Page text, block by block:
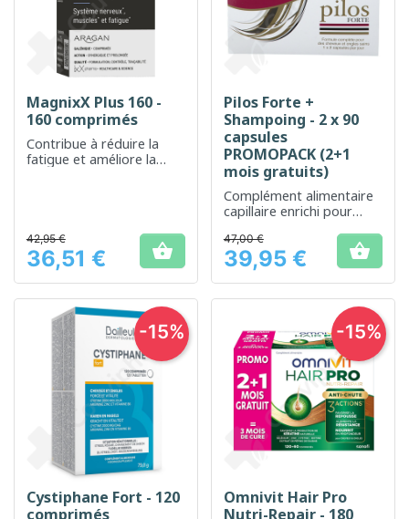
MagnixX Plus 160 -
160 comprimés
Contribue à réduire la
fatigue et améliore la
Prix
42,95 €
36,51 € 
Pilos Forte +
Shampoing - 2 x 90
capsules
PROMOPACK (2+1
mois gratuits)
Complément alimentaire
capillaire enrichi pour
le cuir chevelu
Prix
47,00 €
39,95 € 
Cystiphane Fort - 120
comprimés
-15%
Omnivit Hair Pro
Nutri-Repair - 180
-15%